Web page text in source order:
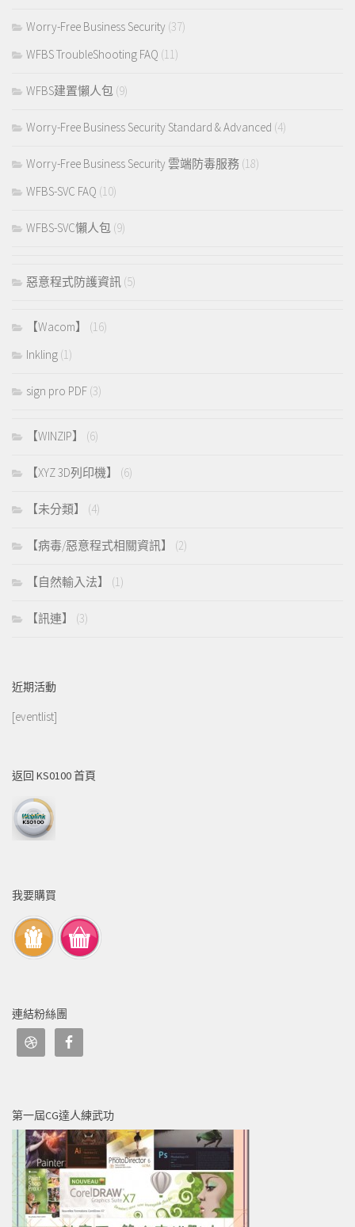
Worry-Free Business Security (37)
WFBS TroubleShooting FAQ (11)
WFBS建置懶人包 (9)
Worry-Free Business Security Standard & Advanced (4)
Worry-Free Business Security 雲端防毒服務 (18)
WFBS-SVC FAQ (10)
WFBS-SVC懶人包 (9)
惡意程式防護資訊 (5)
【Wacom】
(16)
Inkling (1)
sign pro PDF (3)
【WINZIP】 (6)
【XYZ 3D列印機】 (6)
【未分類】 (4)
【病毒/惡意程式相關資訊】 (2)
【自然輸入法】 (1)
【訊連】 (3)
近期活動
[eventlist]
返回 KS0100 首頁
我要購買
連結粉絲團
第一屆CG達人練武功